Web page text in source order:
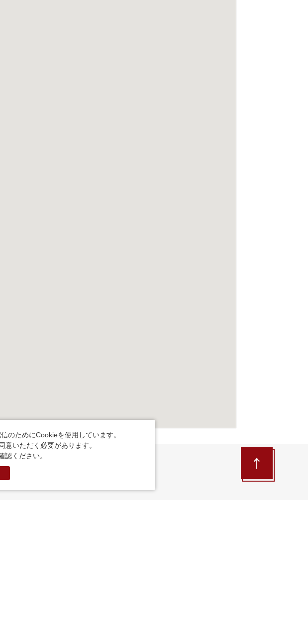
のためにCookieを使用しています。
いただく必要があります。
認ください。